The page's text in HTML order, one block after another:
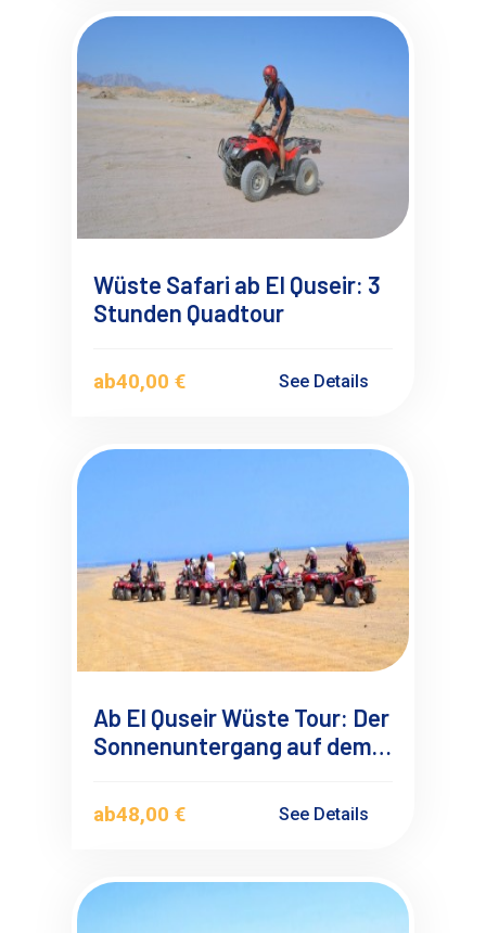
Wüste Safari ab El Quseir: 3
Stunden Quadtour
ab40,00 € See Details
Ab El Quseir Wüste Tour: Der
Sonnenuntergang auf dem
ab48,00 € See Details